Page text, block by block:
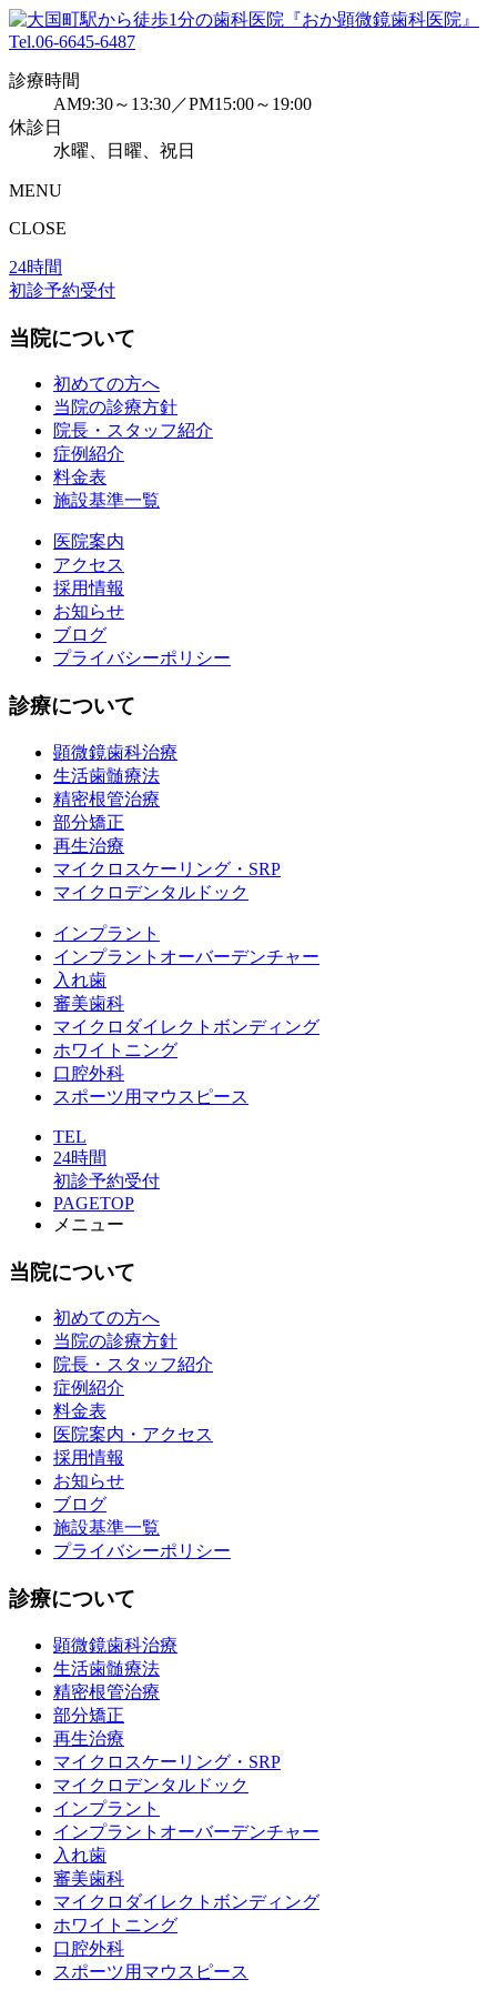
Tel.06-6645-6487
診療時間
AM9:30～13:30／PM15:00～19:00
休診日
水曜、日曜、祝日
MENU
CLOSE
24時間
初診予約受付
当院について
初めての方へ
当院の診療方針
院長・スタッフ紹介
症例紹介
料金表
施設基準一覧
医院案内
アクセス
採用情報
お知らせ
ブログ
プライバシーポリシー
診療について
顕微鏡歯科治療
生活歯髄療法
精密根管治療
部分矯正
再生治療
マイクロスケーリング・SRP
マイクロデンタルドック
インプラント
インプラントオーバーデンチャー
入れ歯
審美歯科
マイクロダイレクトボンディング
ホワイトニング
口腔外科
スポーツ用マウスピース
TEL
24時間
初診予約受付
PAGETOP
メニュー
当院について
初めての方へ
当院の診療方針
院長・スタッフ紹介
症例紹介
料金表
医院案内・アクセス
採用情報
お知らせ
ブログ
施設基準一覧
プライバシーポリシー
診療について
顕微鏡歯科治療
生活歯髄療法
精密根管治療
部分矯正
再生治療
マイクロスケーリング・SRP
マイクロデンタルドック
インプラント
インプラントオーバーデンチャー
入れ歯
審美歯科
マイクロダイレクトボンディング
ホワイトニング
口腔外科
スポーツ用マウスピース